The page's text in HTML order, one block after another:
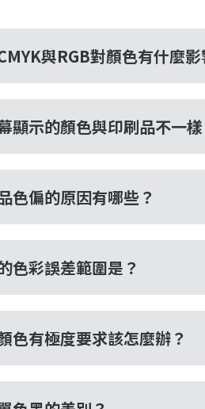
與RGB對顏色有什麼
顯示的顏色與印刷品不一
色偏的原因有哪些？
色彩誤差範圍是？
色有極度要求該怎麼辦？